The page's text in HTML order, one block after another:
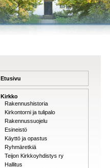
Etusivu
Kirkko
Rakennushistoria
Kirkontorni ja tulipalo
Rakennussuojelu
Esineistö
Käyttö ja opastus
Ryhmäretkiä
Teijon Kirkkoyhdistys ry
Hallitus